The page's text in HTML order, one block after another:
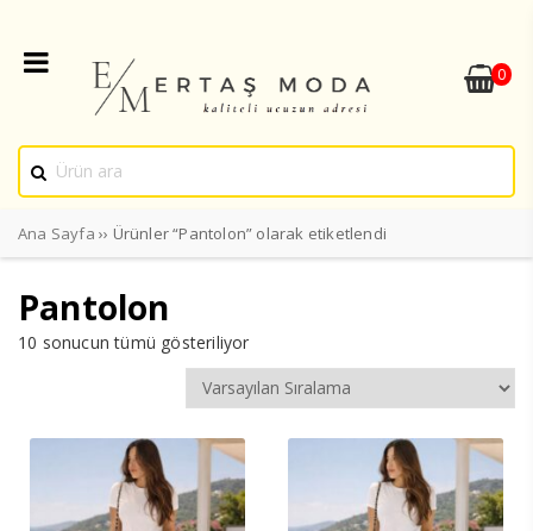
0
Ana Sayfa ›› Ürünler “Pantolon” olarak etiketlendi
Pantolon
10 sonucun tümü gösteriliyor